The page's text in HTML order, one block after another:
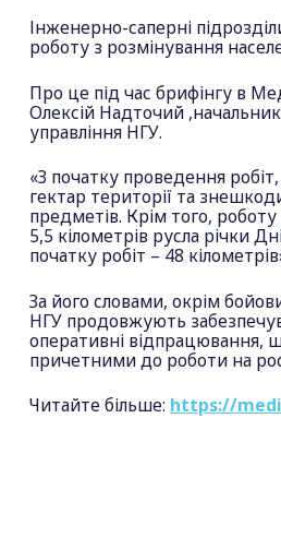
Інженерно-саперні
роботу з розмінування
Про це під час брифінгу в
Олексій Надточий
управління НГУ.
«З початку проведення
гектар території та
предметів. Крім того,
5,5 кілометрів русла річки
початку робіт – 48
За його словами, окрім
НГУ продовжують
оперативні відпрацювання,
причетними до роботи на
Читайте більше: https://